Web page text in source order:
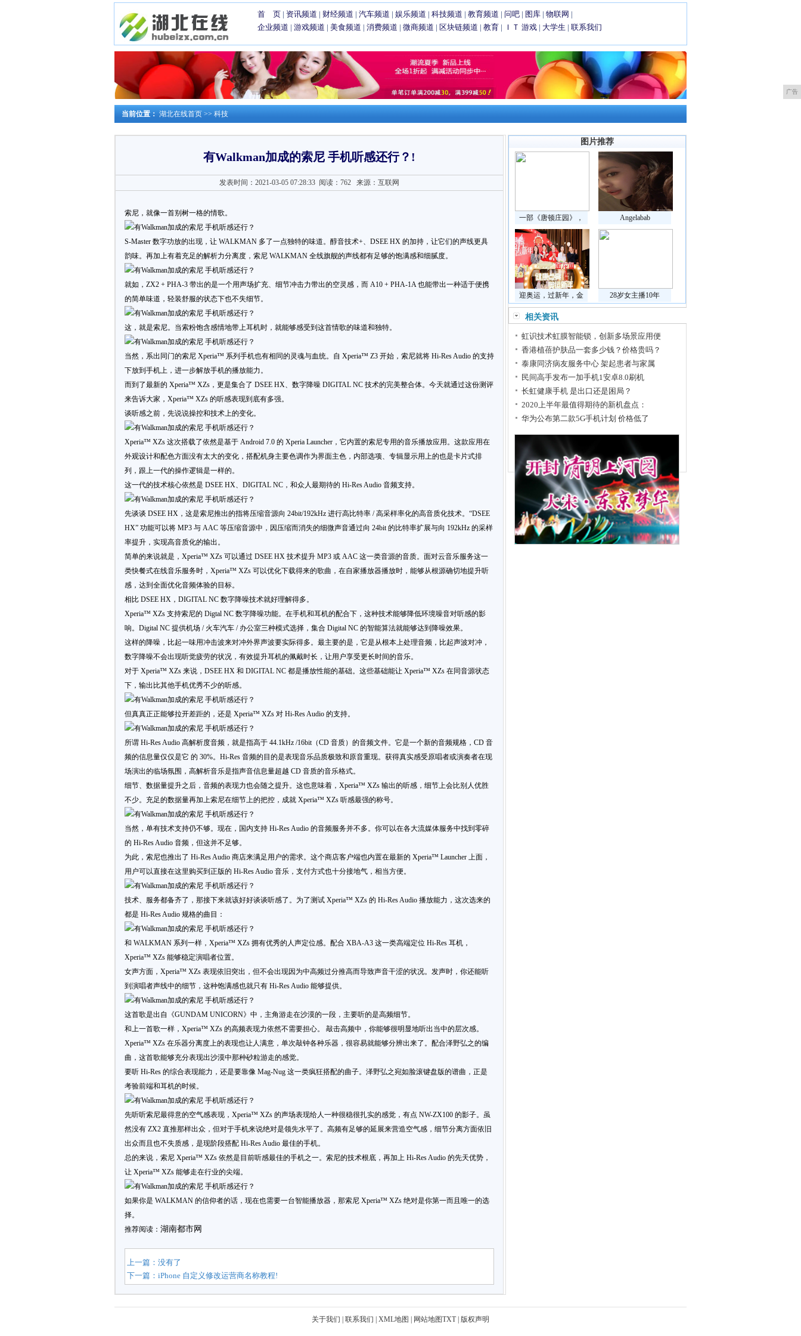
首 页 | 资讯频道 | 财经频道 | 汽车频道 | 娱乐频道 | 科技频道 | 教育频道 | 问吧 | 图库 | 物联网 |
企业频道 | 游戏频道 | 美食频道 | 消费频道 | 微商频道 | 区块链频道 | 教育 | ＩＴ 游戏 | 大学生 | 联系我们
广告
当前位置： 湖北在线首页 >> 科技
有Walkman加成的索尼 手机听感还行？!
发表时间：2021-03-05 07:28:33 阅读：762 来源：互联网
索尼，就像一首别树一格的情歌。
S-Master 数字功放的出现，让 WALKMAN 多了一点独特的味道。醇音技术+、DSEE HX 的加持，让它们的声线更具
韵味。再加上有着充足的解析力分离度，索尼 WALKMAN 全线旗舰的声线都有足够的饱满感和细腻度。
就如，ZX2 + PHA-3 带出的是一个用声场扩充、细节冲击力带出的空灵感，而 A10 + PHA-1A 也能带出一种适于便携
的简单味道，轻装舒服的状态下也不失细节。
这，就是索尼。当索粉饱含感情地带上耳机时，就能够感受到这首情歌的味道和独特。
当然，系出同门的索尼 Xperia™ 系列手机也有相同的灵魂与血统。自 Xperia™ Z3 开始，索尼就将 Hi-Res Audio 的支持
下放到手机上，进一步解放手机的播放能力。
而到了最新的 Xperia™ XZs，更是集合了 DSEE HX、数字降噪 DIGITAL NC 技术的完美整合体。今天就通过这份测评
来告诉大家，Xperia™ XZs 的听感表现到底有多强。
谈听感之前，先说说操控和技术上的变化。
Xperia™ XZs 这次搭载了依然是基于 Android 7.0 的 Xperia Launcher，它内置的索尼专用的音乐播放应用。这款应用在
外观设计和配色方面没有太大的变化，搭配机身主要色调作为界面主色，内部选项、专辑显示用上的也是卡片式排
列，跟上一代的操作逻辑是一样的。
这一代的技术核心依然是 DSEE HX、DIGITAL NC，和众人最期待的 Hi-Res Audio 音频支持。
先谈谈 DSEE HX，这是索尼推出的指将压缩音源向 24bit/192kHz 进行高比特率 / 高采样率化的高音质化技术。“DSEE
HX” 功能可以将 MP3 与 AAC 等压缩音源中，因压缩而消失的细微声音通过向 24bit 的比特率扩展与向 192kHz 的采样
率提升，实现高音质化的输出。
简单的来说就是，Xperia™ XZs 可以通过 DSEE HX 技术提升 MP3 或 AAC 这一类音源的音质。面对云音乐服务这一
类快餐式在线音乐服务时，Xperia™ XZs 可以优化下载得来的歌曲，在自家播放器播放时，能够从根源确切地提升听
感，达到全面优化音频体验的目标。
相比 DSEE HX，DIGITAL NC 数字降噪技术就好理解得多。
Xperia™ XZs 支持索尼的 Digtal NC 数字降噪功能。在手机和耳机的配合下，这种技术能够降低环境噪音对听感的影
响。Digital NC 提供机场 / 火车汽车 / 办公室三种模式选择，集合 Digital NC 的智能算法就能够达到降噪效果。
这样的降噪，比起一味用冲击波来对冲外界声波要实际得多。最主要的是，它是从根本上处理音频，比起声波对冲，
数字降噪不会出现听觉疲劳的状况，有效提升耳机的佩戴时长，让用户享受更长时间的音乐。
对于 Xperia™ XZs 来说，DSEE HX 和 DIGITAL NC 都是播放性能的基础。这些基础能让 Xperia™ XZs 在同音源状态
下，输出比其他手机优秀不少的听感。
但真真正正能够拉开差距的，还是 Xperia™ XZs 对 Hi-Res Audio 的支持。
所谓 Hi-Res Audio 高解析度音频，就是指高于 44.1kHz /16bit（CD 音质）的音频文件。它是一个新的音频规格，CD 音
频的信息量仅仅是它 的 30%。Hi-Res 音频的目的是表现音乐品质极致和原音重现。获得真实感受原唱者或演奏者在现
场演出的临场氛围，高解析音乐是指声音信息量超越 CD 音质的音乐格式。
细节、数据量提升之后，音频的表现力也会随之提升。这也意味着，Xperia™ XZs 输出的听感，细节上会比别人优胜
不少。充足的数据量再加上索尼在细节上的把控，成就 Xperia™ XZs 听感最强的称号。
当然，单有技术支持仍不够。现在，国内支持 Hi-Res Audio 的音频服务并不多。你可以在各大流媒体服务中找到零碎
的 Hi-Res Audio 音频，但这并不足够。
为此，索尼也推出了 Hi-Res Audio 商店来满足用户的需求。这个商店客户端也内置在最新的 Xperia™ Launcher 上面，
用户可以直接在这里购买到正版的 Hi-Res Audio 音乐，支付方式也十分接地气，相当方便。
技术、服务都备齐了，那接下来就该好好谈谈听感了。为了测试 Xperia™ XZs 的 Hi-Res Audio 播放能力，这次选来的
都是 Hi-Res Audio 规格的曲目：
和 WALKMAN 系列一样，Xperia™ XZs 拥有优秀的人声定位感。配合 XBA-A3 这一类高端定位 Hi-Res 耳机，
Xperia™ XZs 能够稳定演唱者位置。
女声方面，Xperia™ XZs 表现依旧突出，但不会出现因为中高频过分推高而导致声音干涩的状况。发声时，你还能听
到演唱者声线中的细节，这种饱满感也就只有 Hi-Res Audio 能够提供。
这首歌是出自《GUNDAM UNICORN》中，主角游走在沙漠的一段，主要听的是高频细节。
和上一首歌一样，Xperia™ XZs 的高频表现力依然不需要担心。 敲击高频中，你能够很明显地听出当中的层次感。
Xperia™ XZs 在乐器分离度上的表现也让人满意，单次敲钟各种乐器，很容易就能够分辨出来了。配合泽野弘之的编
曲，这首歌能够充分表现出沙漠中那种砂粒游走的感觉。
要听 Hi-Res 的综合表现能力，还是要靠像 Mag-Nug 这一类疯狂搭配的曲子。泽野弘之宛如脸滚键盘版的谱曲，正是
考验前端和耳机的时候。
先听听索尼最得意的空气感表现，Xperia™ XZs 的声场表现给人一种很稳很扎实的感觉，有点 NW-ZX100 的影子。虽
然没有 ZX2 直推那样出众，但对于手机来说绝对是领先水平了。高频有足够的延展来营造空气感，细节分离方面依旧
出众而且也不失质感，是现阶段搭配 Hi-Res Audio 最佳的手机。
总的来说，索尼 Xperia™ XZs 依然是目前听感最佳的手机之一。索尼的技术根底，再加上 Hi-Res Audio 的先天优势，
让 Xperia™ XZs 能够走在行业的尖端。
如果你是 WALKMAN 的信仰者的话，现在也需要一台智能播放器，那索尼 Xperia™ XZs 绝对是你第一而且唯一的选
择。
推荐阅读： 湖南都市网
上一篇：没有了
下一篇：iPhone 自定义修改运营商名称教程!
图片推荐
一部《唐顿庄园》， Angelabab
迎奥运，过新年，金 28岁女主播10年
相关资讯
虹识技术虹膜智能锁，创新多场景应用便
香港植蓓护肤品一套多少钱？价格贵吗？
泰康同济病友服务中心 架起患者与家属
民间高手发布一加手机1安卓8.0刷机
长虹健康手机 是出口还是困局？
2020上半年最值得期待的新机盘点：
华为公布第二款5G手机计划 价格低了
关于我们 联系我们 XML地图 网站地图TXT| 版权声明